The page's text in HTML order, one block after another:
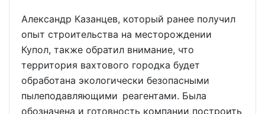
Александр Казанцев, который ранее получил
опыт строительства на месторождении
Купол, также обратил внимание, что
территория вахтового городка будет
обработана экологически безопасными
пылеподавляющими реагентами. Была
обозначена и готовность компании построить